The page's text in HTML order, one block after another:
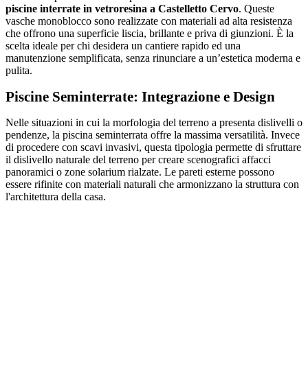
piscine interrate in vetroresina a Castelletto Cervo. Queste
vasche monoblocco sono realizzate con materiali ad alta resistenza
che offrono una superficie liscia, brillante e priva di giunzioni. È la
scelta ideale per chi desidera un cantiere rapido ed una
manutenzione semplificata, senza rinunciare a un’estetica moderna e
pulita.
Piscine Seminterrate: Integrazione e Design
Nelle situazioni in cui la morfologia del terreno a presenta dislivelli o
pendenze, la piscina seminterrata offre la massima versatilità. Invece
di procedere con scavi invasivi, questa tipologia permette di sfruttare
il dislivello naturale del terreno per creare scenografici affacci
panoramici o zone solarium rialzate. Le pareti esterne possono
essere rifinite con materiali naturali che armonizzano la struttura con
l'architettura della casa.